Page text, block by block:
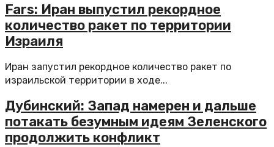
Fars: Иран выпустил рекордное
количество ракет по территории
Израиля
Иран запустил рекордное количество ракет по
израильской территории в ходе...
Дубинский: Запад намерен и дальше
потакать безумным идеям Зеленского
продолжить конфликт